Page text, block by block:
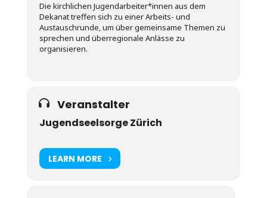
Die kirchlichen Jugendarbeiter*innen aus dem
Dekanat treffen sich zu einer Arbeits- und
Austauschrunde, um über gemeinsame Themen zu
sprechen und überregionale Anlässe zu
organisieren.
Veranstalter
Jugendseelsorge Zürich
LEARN MORE